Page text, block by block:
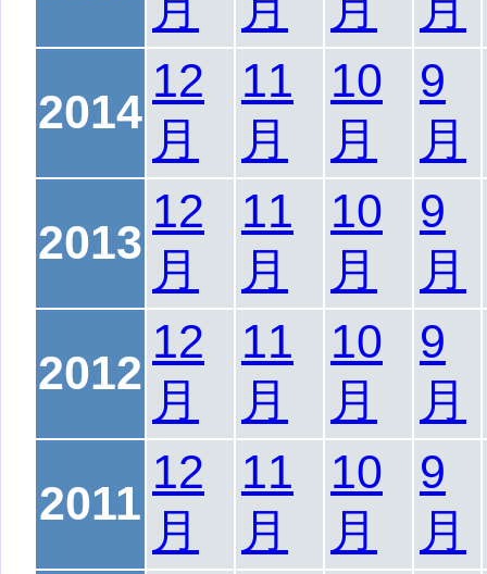
2014
12
月
11
月
10
月
9
月
2013
12
月
11
月
10
月
9
月
2012
12
月
11
月
10
月
9
月
2011
12
月
11
月
10
月
9
月